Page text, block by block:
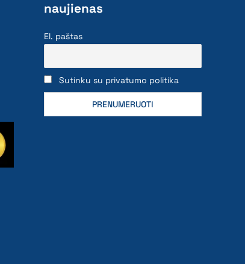
naujienas
El. paštas
Sutinku su privatumo politika